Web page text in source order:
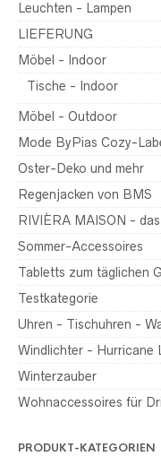
Leuchten - Lampen
LIEFERUNG
Möbel - Indoor
Tische - Indoor
Möbel - Outdoor
Mode ByPias Cozy-
Oster-Deko und mehr
Regenjacken von BMS
RIVIÈRA MAISON -
Sommer-Accessoires
Tabletts zum täglichen
Testkategorie
Uhren - Tischuhren -
Windlichter - Hurricane
Winterzauber
Wohnaccessoires für
PRODUKT-KATEGORIEN